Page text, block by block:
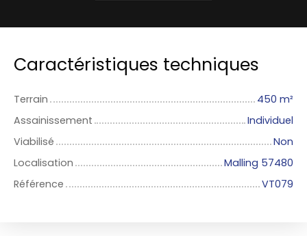
Caractéristiques techniques
Terrain 450 m²
Assainissement
Individuel
Viabilisé
Non
Localisation
Malling 57480
Référence
VT079